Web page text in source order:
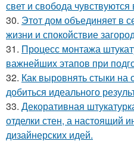
свет и свобода
30. Этот дом объединяет в
жизни и спокойствие
31. Процесс монтажа
важнейших этапов при
32. Как выровнять стыки на
добиться идеального
33. Декоративная
отделки стен, а настоящий
дизайнерских идей.